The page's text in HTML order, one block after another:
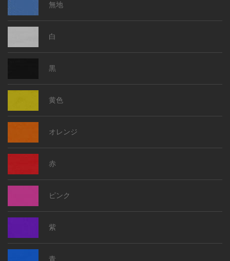
無地
白
黒
黄色
オレンジ
赤
ピンク
紫
青